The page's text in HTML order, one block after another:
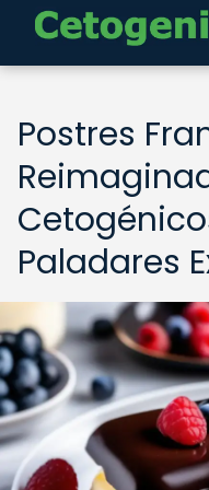
Postres
Paladares